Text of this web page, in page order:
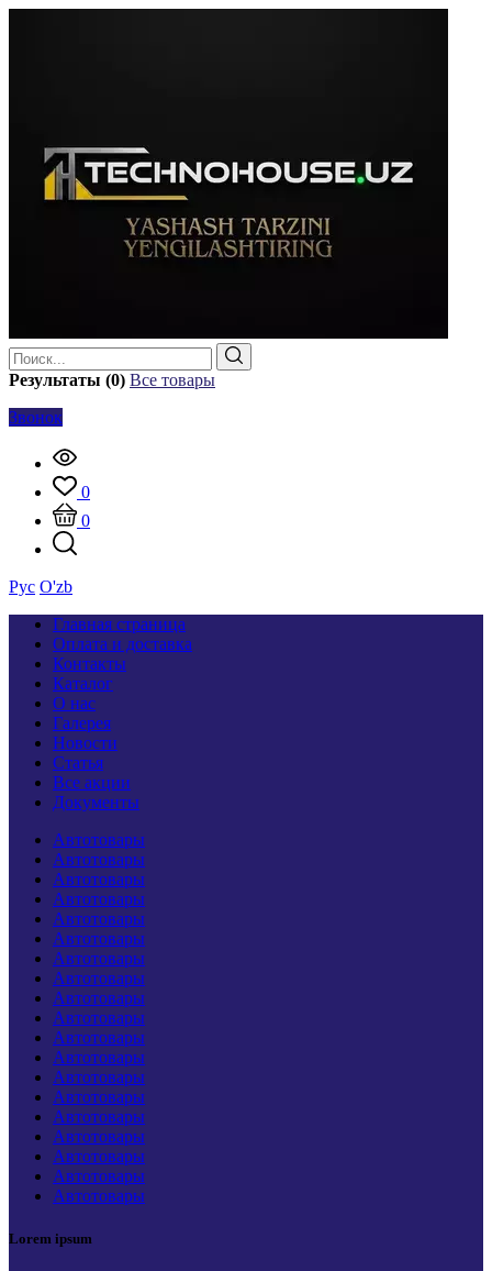
Результаты (0) Все товары
Звонок
0
0
Рус O'zb
Главная страница
Оплата и доставка
Контакты
Каталог
О нас
Галерея
Новости
Статья
Все акции
Документы
Автотовары
Автотовары
Автотовары
Автотовары
Автотовары
Автотовары
Автотовары
Автотовары
Автотовары
Автотовары
Автотовары
Автотовары
Автотовары
Автотовары
Автотовары
Автотовары
Автотовары
Автотовары
Автотовары
Lorem ipsum